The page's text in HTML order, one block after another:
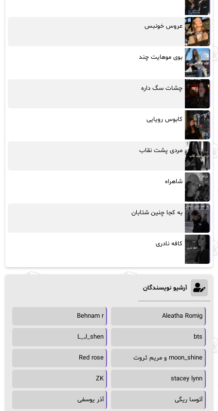
عروس خونبس
بوی موهایت چند
چشات سگ داره
کابوس رویایی
مردی پشت نقاب
شاهراه
به کجا چنین شتابان
کافه نادری
آرشیو نویسندگان
Aleatha Romig
Behnam r
bts
L_J_shen
moon_shine و مریم ثروت Red rose
stacey lynn
ZK
آتوسا ریگی آذر یوسفی